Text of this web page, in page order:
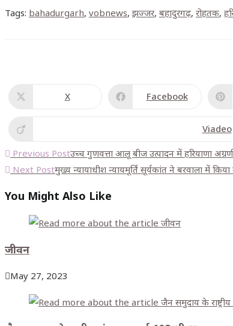
Tags: bahadurgarh, vobnews, झज्जर, बहादुरगढ़, रोहतक,
X Facebook
Viadeo
Previous Postउच्च गुणवत्ता आलू बीज उत्पादन में हरियाणा
Next Postमुख्य न्यायाधीश न्यायमूर्ति सूर्यकांत ने बरवाला में
You Might Also Like
जीवन
May 27, 2023